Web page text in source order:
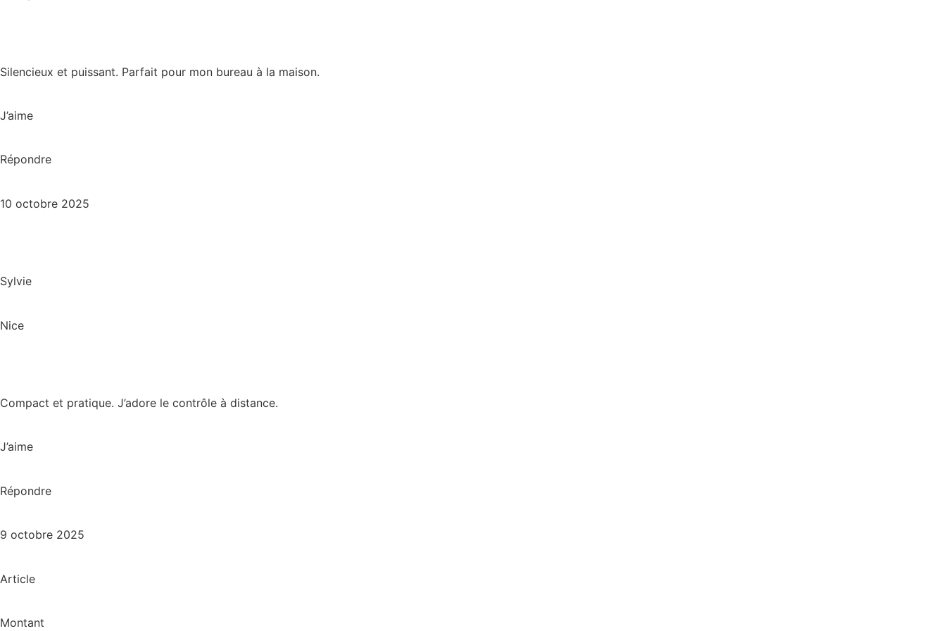
Silencieux et puissant. Parfait pour mon bureau à la maison.
J’aime
Répondre
10 octobre 2025
Sylvie
Nice
Compact et pratique. J’adore le contrôle à distance.
J’aime
Répondre
9 octobre 2025
Article
Montant